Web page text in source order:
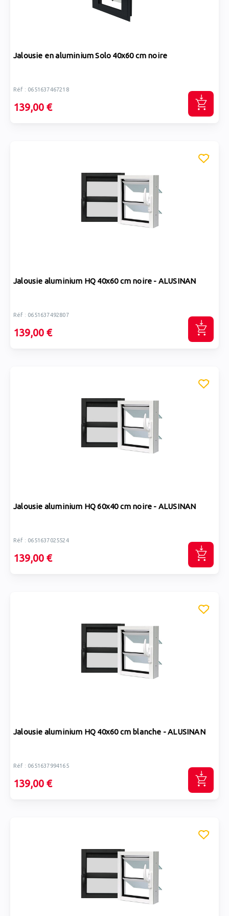
Jalousie en aluminium Solo 40x60 cm noire
Réf : 0651637467218
139,00 €
Jalousie aluminium HQ 40x60 cm noire - ALUSINAN
Réf : 0651637492807
139,00 €
Jalousie aluminium HQ 60x40 cm noire - ALUSINAN
Réf : 0651637025524
139,00 €
Jalousie aluminium HQ 40x60 cm blanche - ALUSINAN
Réf : 0651637994165
139,00 €